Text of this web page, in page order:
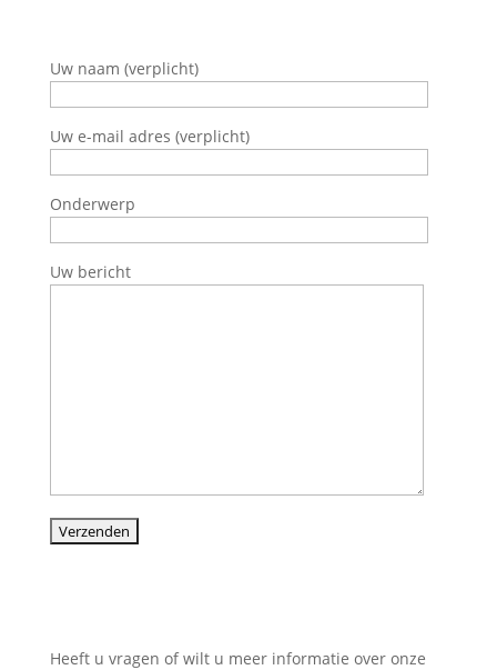
Uw naam (verplicht)
Uw e-mail adres (verplicht)
Onderwerp
Uw bericht
Heeft u vragen of wilt u meer informatie over onze